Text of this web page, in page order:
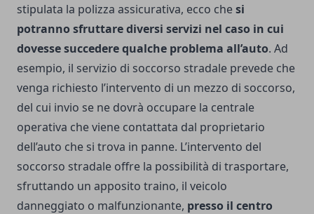
stipulata la polizza assicurativa, ecco chesi
potranno sfruttare diversi servizi nel caso in cui
dovesse succedere qualche problema all’auto. Ad
esempio, il servizio di soccorso stradale prevede che
venga richiesto l’intervento di un mezzo di soccorso,
del cui invio se ne dovrà occupare la centrale
operativa che viene contattata dal proprietario
dell’auto che si trova in panne. L’intervento del
soccorso stradale offre la possibilità di trasportare,
sfruttando un apposito traino, il veicolo
danneggiato o malfunzionante, presso il centro